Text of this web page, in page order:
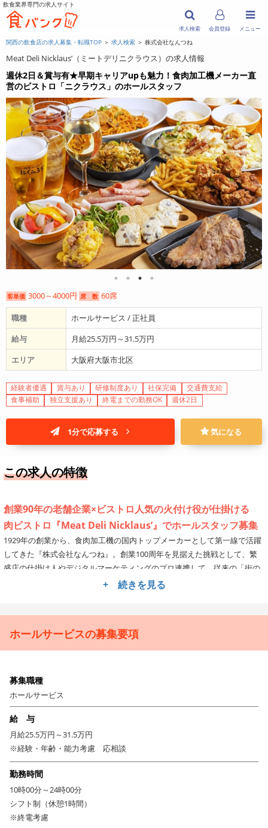
飲食業界専門の求人サイト
メニュー
求人検索 会員登録
関西の飲食店の求人募集・転職TOP ＞ 求人検索 ＞ 株式会社なんつね
Meat Deli Nicklaus’（ミートデリニクラウス）の求人情報
週休2日＆賞与有★早期キャリアupも魅力！食肉加工機メーカー直
営のビストロ「ニクラウス」のホールスタッフ
客単価 3000～4000円 席 数 60席
職種
ホールサービス / 正社員
給与
月給25.5万円～31.5万円
エリア
大阪府大阪市北区
経験者優遇 賞与あり 研修制度あり 社保完備
交通費支給
食事補助
独立支援あり 終電までの勤務OK 週休2日
1分で応募する 気になる
この求人の特徴
創業90年の老舗企業×ビストロ人気の火付け役が仕掛ける
肉ビストロ『Meat Deli Nicklaus’』でホールスタッフ募集
1929年の創業から、食肉加工機の国内トップメーカーとして第一線で活躍
してきた『株式会社なんつね』。創業100周年を見据えた挑戦として、繁
盛店の仕掛け人やデジタルマーケティングのプロ連携して、従来の「街の
お肉屋さん」のイメージを覆す新規飲食店プロジェクトを始動しました。
安定した運営基盤のもと、やりがいも働きやすさも手に入れ
ニクラウスは、UberEatsを活用した「デリバリー機能」や、店先での「お
惣菜テイクアウト機能」を兼ね備えた、未来のお肉屋さんを形にしたモデ
ル店です。
テリーヌやリエットなど豊富なシャルキュトリーに始まり、イタリアン・
フレンチを融合させたオリジナルメニューなど商品展開の幅広さも同店の
魅力。食肉加工技術の強みをもって、今後も新しい美味しさを追求してい
きます。
現在、現場では20～30代のメンバーが活躍中！スタッフ全員が「もっとい
いお店にする！」という熱い気持ちを持ったメンバーばかりです。そのエ
ネルギーを成果に繋げられるかが、あなたの腕の見せ所。安定した運営基
+ 続きを見る
ホールサービスの募集要項
募集職種
ホールサービス
給 与
月給25.5万円～31.5万円
※経験・年齢・能力考慮 応相談
勤務時間
10時00分～24時00分
シフト制（休憩1時間）
※終電考慮